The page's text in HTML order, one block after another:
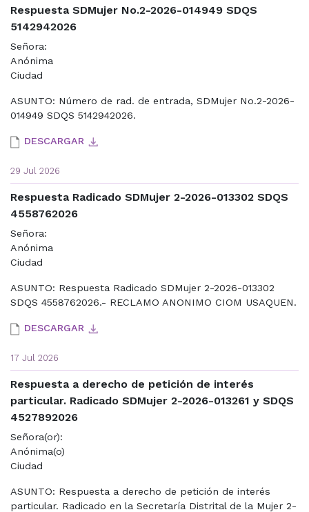
Respuesta SDMujer No.2-2026-014949 SDQS
5142942026
Señora:
Anónima
Ciudad
ASUNTO: Número de rad. de entrada, SDMujer No.2-2026-
014949 SDQS 5142942026.
DESCARGAR
29 Jul 2026
Respuesta Radicado SDMujer 2-2026-013302 SDQS
4558762026
Señora:
Anónima
Ciudad
ASUNTO: Respuesta Radicado SDMujer 2-2026-013302
SDQS 4558762026.- RECLAMO ANONIMO CIOM USAQUEN.
DESCARGAR
17 Jul 2026
Respuesta a derecho de petición de interés
particular. Radicado SDMujer 2-2026-013261 y SDQS
4527892026
Señora(or):
Anónima(o)
Ciudad
ASUNTO: Respuesta a derecho de petición de interés
particular. Radicado en la Secretaría Distrital de la Mujer 2-